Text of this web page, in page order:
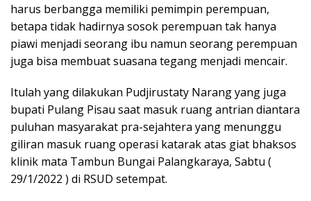
harus berbangga memiliki pemimpin perempuan,
betapa tidak hadirnya sosok perempuan tak hanya
piawi menjadi seorang ibu namun seorang perempuan
juga bisa membuat suasana tegang menjadi mencair.
Itulah yang dilakukan Pudjirustaty Narang yang juga
bupati Pulang Pisau saat masuk ruang antrian diantara
puluhan masyarakat pra-sejahtera yang menunggu
giliran masuk ruang operasi katarak atas giat bhaksos
klinik mata Tambun Bungai Palangkaraya, Sabtu (
29/1/2022 ) di RSUD setempat.